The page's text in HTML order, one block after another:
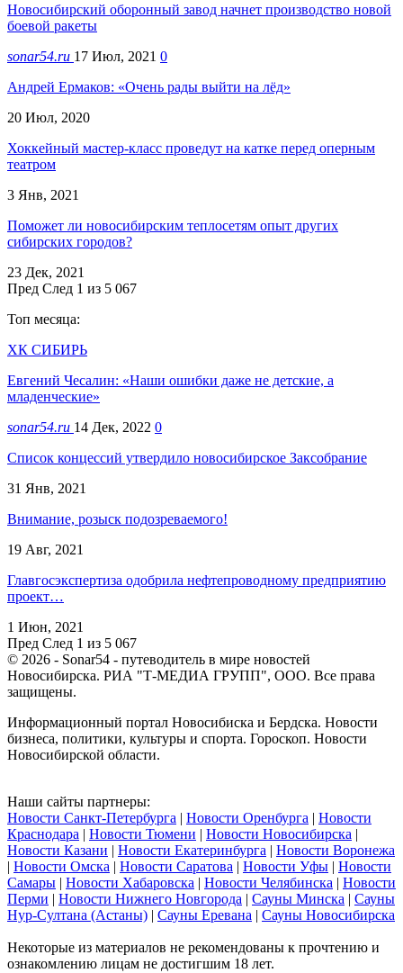
Новосибирский оборонный завод начнет производство новой
боевой ракеты
sonar54.ru 17 Июл, 2021 0
Андрей Ермаков: «Очень рады выйти на лёд»
20 Июл, 2020
Хоккейный мастер-класс проведут на катке перед оперным
театром
3 Янв, 2021
Поможет ли новосибирским теплосетям опыт других
сибирских городов?
23 Дек, 2021
Пред След 1 из 5 067
Топ месяца:
ХК СИБИРЬ
Евгений Чесалин: «Наши ошибки даже не детские, а
младенческие»
sonar54.ru 14 Дек, 2022 0
Список концессий утвердило новосибирское Заксобрание
31 Янв, 2021
Внимание, розыск подозреваемого!
19 Авг, 2021
Главгосэкспертиза одобрила нефтепроводному предприятию
проект…
1 Июн, 2021
Пред След 1 из 5 067
© 2026 - Sonar54 - путеводитель в мире новостей
Новосибирска. РИА "Т-МЕДИА ГРУПП", ООО. Все права
защищены.
Информационный портал Новосибиска и Бердска. Новости
бизнеса, политики, культуры и спорта. Гороскоп. Новости
Новосибирской области.
Наши сайты партнеры:
Новости Санкт-Петербурга | Новости Оренбурга | Новости
Краснодара | Новости Тюмени | Новости Новосибирска |
Новости Казани | Новости Екатеринбурга | Новости Воронежа
| Новости Омска | Новости Саратова | Новости Уфы | Новости
Самары | Новости Хабаровска | Новости Челябинска | Новости
Перми | Новости Нижнего Новгорода | Сауны Минска | Сауны
Нур-Султана (Астаны) | Сауны Еревана | Сауны Новосибирска
Некоторые из материалов не рекомендованы к прочтению и
ознакомлению лицам не достигшим 18 лет.